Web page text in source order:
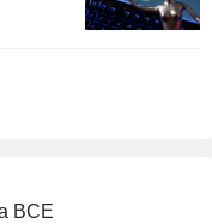
BCE